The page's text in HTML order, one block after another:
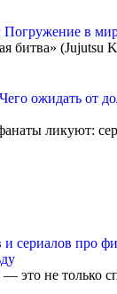
Погружение в
битва» (Jujutsu
ожидать от
ликуют:
сериалов про
это не только